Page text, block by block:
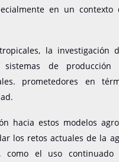
en un
la
sistemas de
prometedores en
hacia estos modelos
los retos actuales de la
como el uso